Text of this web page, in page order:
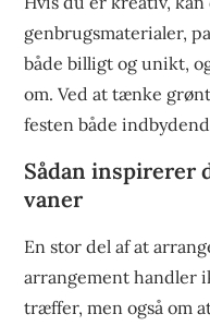
genbrugsmaterialer,
både billigt og unikt,
om. Ved at tænke
festen både
Sådan inspirerer
vaner
En stor del af at
arrangement handler
træffer, men også om